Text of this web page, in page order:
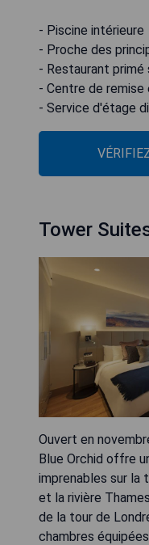
- Piscine intérieure
- Proche des
- Restaurant primé
- Centre de remise
- Service d'étage
Tower
Ouvert en
Blue Orchid offre
imprenables sur la
et la rivière
de la tour de
chambres